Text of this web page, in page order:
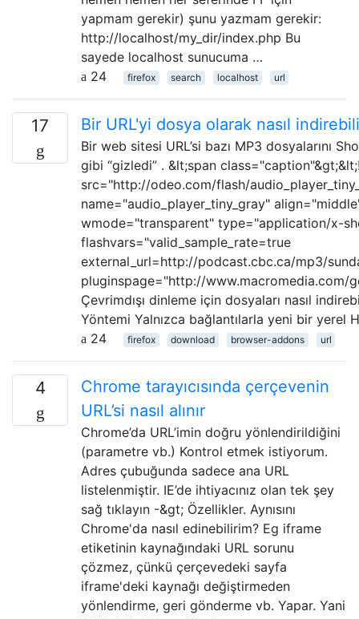
yapmam gerekir) şunu yazmam gerekir:
http://localhost/my_dir/index.php Bu
sayede localhost sunucuma …
24
firefox search localhost url
17 Bir URL'yi dosya olarak nasıl
Bir web sitesi URL’si bazı MP3 dosyalarını
gibi “gizledi” . &lt;span
src="http://odeo.com/flash/
name="audio_player_tiny_gray"
wmode="transparent" type="application/x-
flashvars="valid_sample_rate=true
external_url=http://podcast.cbc.ca/mp3/
pluginspage="http://www.macromedia.com/
Çevrimdışı dinleme için dosyaları nasıl
Yöntemi Yalnızca bağlantılarla yeni bir yerel
24
firefox download browser-addons url
4
Chrome tarayıcısında çerçevenin
URL’si nasıl alınır
Chrome’da URL’imin doğru yönlendirildiğini
(parametre vb.) Kontrol etmek istiyorum.
Adres çubuğunda sadece ana URL
listelenmiştir. IE’de ihtiyacınız olan tek şey
sağ tıklayın -&gt; Özellikler. Aynısını
Chrome'da nasıl edinebilirim? Eg iframe
etiketinin kaynağındaki URL sorunu
çözmez, çünkü çerçevedeki sayfa
iframe'deki kaynağı değiştirmeden
yönlendirme, geri gönderme vb. Yapar. Yani